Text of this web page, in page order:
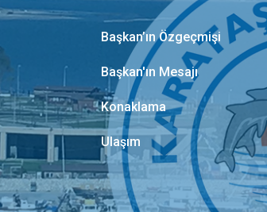
Başkan’ın Özgeçmişi
Başkan'ın Mesajı
Konaklama
Ulaşım